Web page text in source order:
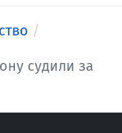
судили за